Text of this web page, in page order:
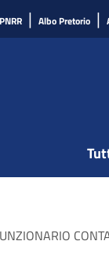
| Albo Pretorio |